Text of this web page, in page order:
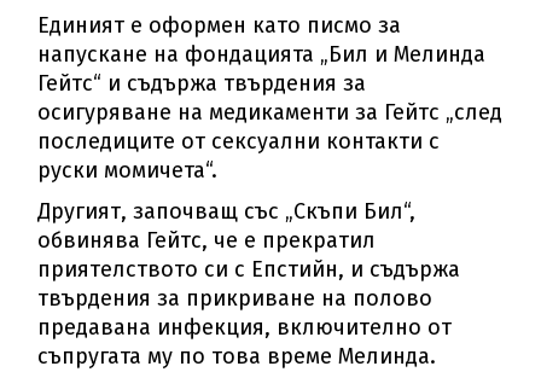
Единият е оформен като писмо за
напускане на фондацията „Бил и Мелинда
Гейтс“ и съдържа твърдения за
осигуряване на медикаменти за Гейтс „след
последиците от сексуални контакти с
руски момичета“.
Другият, започващ със „Скъпи Бил“,
обвинява Гейтс, че е прекратил
приятелството си с Епстийн, и съдържа
твърдения за прикриване на полово
предавана инфекция, включително от
съпругата му по това време Мелинда.